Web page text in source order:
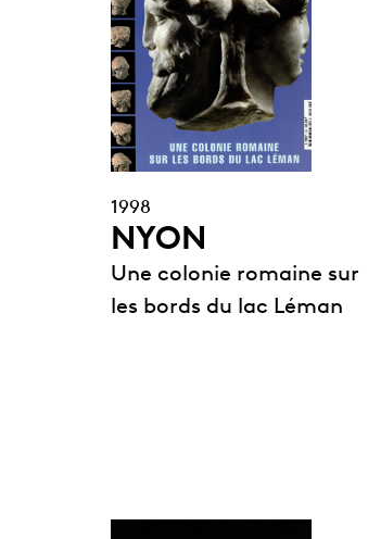
1998
NYON
Une colonie romaine sur
les bords du lac Léman